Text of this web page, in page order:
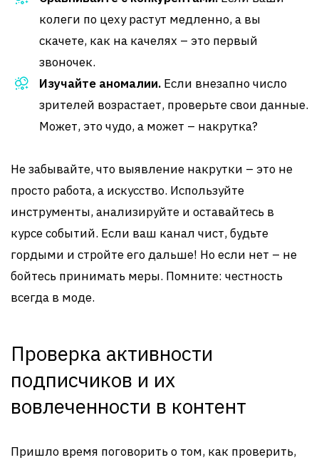
колеги по цеху растут медленно, а вы
скачете, как на качелях – это первый
звоночек.
Изучайте аномалии. Если внезапно число
зрителей возрастает, проверьте свои данные.
Может, это чудо, а может – накрутка?
Не забывайте, что выявление накрутки – это не
просто работа, а искусство. Используйте
инструменты, анализируйте и оставайтесь в
курсе событий. Если ваш канал чист, будьте
гордыми и стройте его дальше! Но если нет – не
бойтесь принимать меры. Помните: честность
всегда в моде.
Проверка активности
подписчиков и их
вовлеченности в контент
Пришло время поговорить о том, как проверить,